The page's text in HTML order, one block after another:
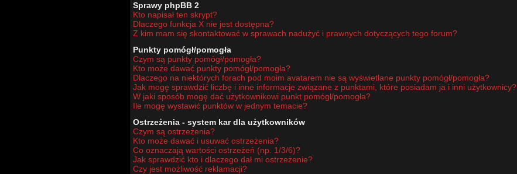
Sprawy phpBB 2
Kto napisał ten skrypt?
Dlaczego funkcja X nie jest dostępna?
Z kim mam się skontaktować w sprawach nadużyć i prawnych dotyczących tego forum?
Punkty pomógł/pomogła
Czym są punkty pomógł/pomogła?
Kto może dawać punkty pomógł/pomogła?
Dlaczego na niektórych forach pod moim avatarem nie są wyświetlane punkty pomógł/pomogła?
Jak mogę sprawdzić liczbę i inne informacje związane z punktami, które posiadam ja i inni użytkownicy?
W jaki sposób mogę dać użytkownikowi punkt pomógł/pomogła?
Ile mogę wystawić punktów w jednym temacie?
Ostrzeżenia - system kar dla użytkowników
Czym są ostrzeżenia?
Kto może dawać i usuwać ostrzeżenia?
Co oznaczają wartości ostrzeżeń (np. 1/3/6)?
Jak sprawdzić kto i dlaczego dał mi ostrzeżenie?
Czy jest możliwość reklamacji?